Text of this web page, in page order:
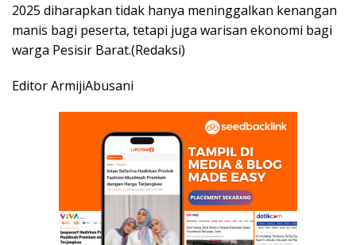
2025 diharapkan tidak hanya meninggalkan kenangan
manis bagi peserta, tetapi juga warisan ekonomi bagi
warga Pesisir Barat.(Redaksi)
Editor ArmijiAbusani